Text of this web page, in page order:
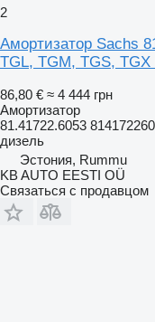
2
Амортизатор Sachs
TGL, TGM, TGS, TGX
86,80 € ≈ 4 444 грн
Амортизатор
81.41722.6053
дизель
Эстония, Rummu
KB AUTO EESTI OÜ
Связаться с продавцом